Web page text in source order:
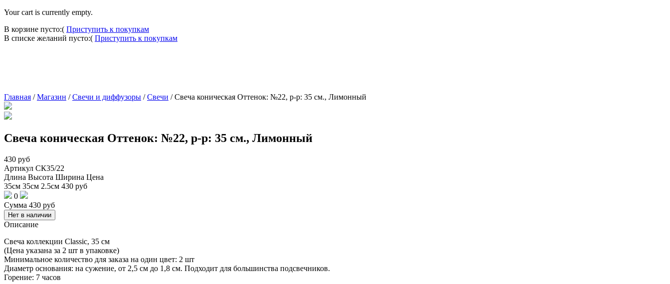
Your cart is currently empty.
В корзине пусто:( Приступить к покупкам
В списке желаний пусто:( Приступить к покупкам
Главная /Магазин /Свечи и диффузоры /Свечи /Свеча коническая Оттенок: №22, р-р: 35 см., Лимонный
Свеча коническая Оттенок: №22, р-р: 35 см., Лимонный
430 руб
Артикул СК35/22
Длина Высота Ширина Цена
35см 35см 2.5см 430 руб
0
Сумма 430 руб
Нет в наличии
Описание
Свеча коллекции Classic, 35 см
(Цена указана за 2 шт в упаковке)
Минимальное количество для заказа на один цвет: 2 шт
Диаметр основания: на сужение, от 2,5 см до 1,8 см. Подходит для большинства подсвечников.
Горение: 7 часов